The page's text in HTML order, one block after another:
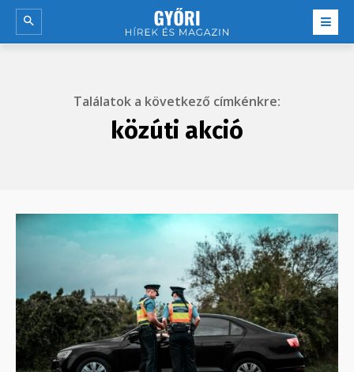
Találatok a következő címkénkre:
közúti akció